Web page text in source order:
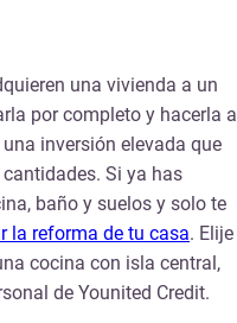
una vivienda a un
por completo y hacerla a
inversión elevada que
Si ya has
baño y suelos y solo te
la reforma de tu casa. Elije
cocina con isla central,
de Younited Credit.